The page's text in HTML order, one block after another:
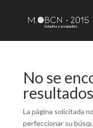
No se
resultados
La página solicitada
perfeccionar su